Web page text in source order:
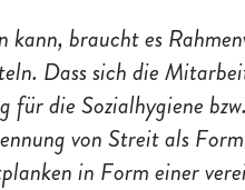
braucht es
Dass sich die
die Sozialhygiene
von Streit als
in Form einer